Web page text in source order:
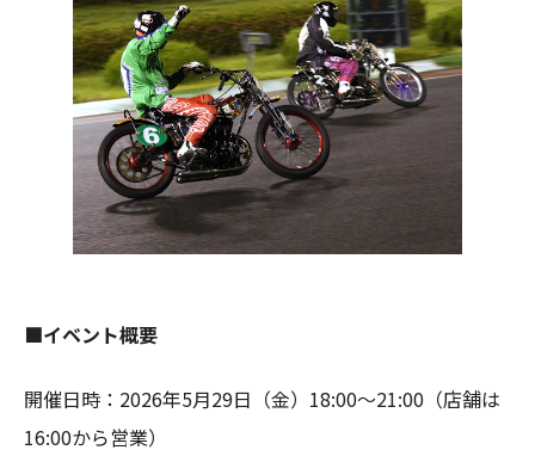
■イベント概要
開催日時：2026年5月29日（金）18:00〜21:00（店舗は
16:00から営業）